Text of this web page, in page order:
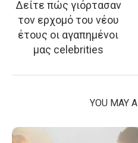
Δείτε πώς γιόρτασαν
τον ερχομό του νέου
έτους οι αγαπημένοι
μας celebrities
YOU MAY